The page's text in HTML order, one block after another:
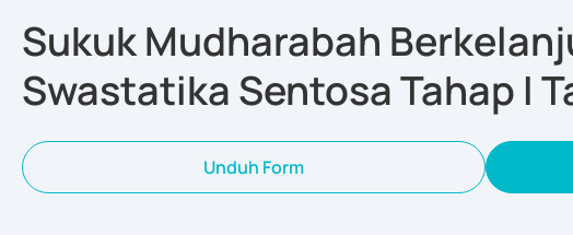
Sukuk Mudharabah
Swastatika Sentosa Tahap I
Unduh Form